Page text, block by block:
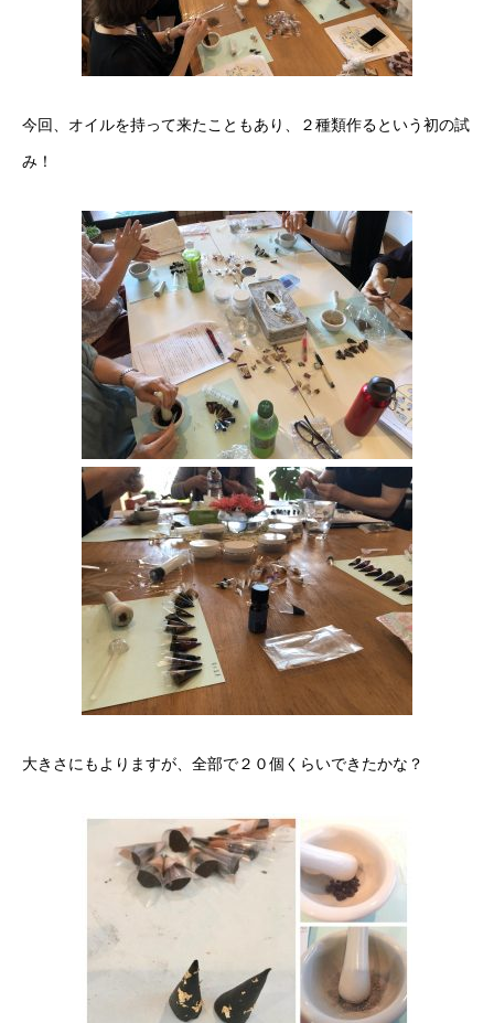
今回、オイルを持って来たこともあり、２種類作るという初の試
み！
大きさにもよりますが、全部で２０個くらいできたかな？